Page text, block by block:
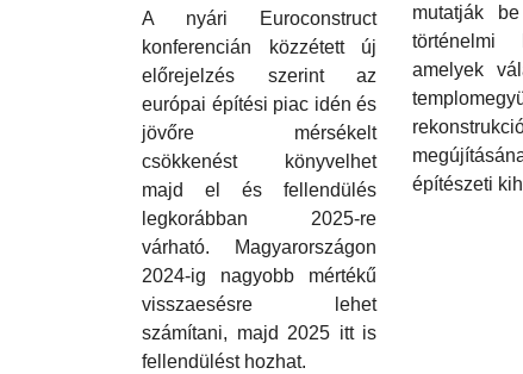
A nyári Euroconstruct
konferencián közzétett új
előrejelzés szerint az
európai építési piac idén és
jövőre mérsékelt
csökkenést könyvelhet
majd el és fellendülés
legkorábban 2025-re
várható. Magyarországon
2024-ig nagyobb mértékű
visszaesésre lehet
számítani, majd 2025 itt is
fellendülést hozhat.
mutatják
történelmi
amelyek
építészeti